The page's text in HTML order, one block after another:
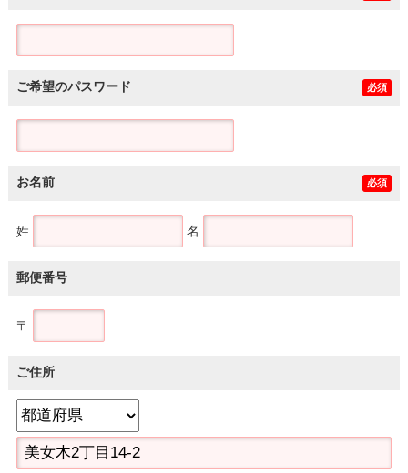
ご希望のパスワード 必須
お名前 必須
姓 名
郵便番号
〒
ご住所